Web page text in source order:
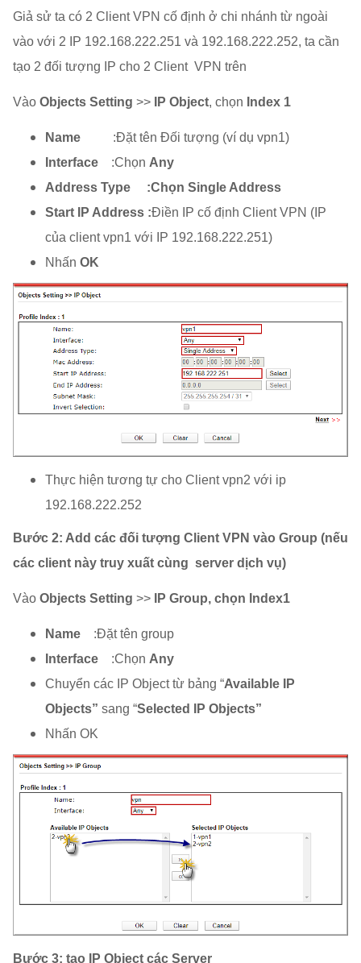
Giả sử ta có 2 Client VPN cố định ở chi nhánh từ ngoài
vào với 2 IP 192.168.222.251 và 192.168.222.252, ta cần
tạo 2 đối tượng IP cho 2 Client VPN trên
Vào Objects Setting >> IP Object, chọn Index 1
Name :Đặt tên Đối tượng (ví dụ vpn1)
Interface :Chọn Any
Address Type :Chọn Single Address
Start IP Address :Điền IP cố định Client VPN (IP
của client vpn1 với IP 192.168.222.251)
Nhấn OK
Thực hiện tương tự cho Client vpn2 với ip
192.168.222.252
Bước 2: Add các đối tượng Client VPN vào Group (nếu
các client này truy xuất cùng server dịch vụ)
Vào Objects Setting >> IP Group, chọn Index1
Name :Đặt tên group
Interface :Chọn Any
Chuyển các IP Object từ bảng “Available IP
Objects” sang “Selected IP Objects”
Nhấn OK
Bước 3: tạo IP Object các Server